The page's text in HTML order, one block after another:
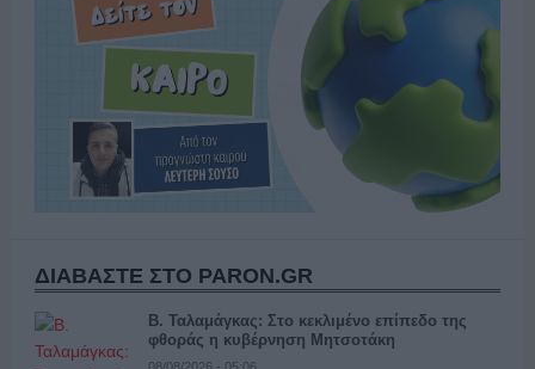
ΔΙΑΒΑΣΤΕ ΣΤΟ PARON.GR
Β. Ταλαμάγκας: Στο κεκλιμένο επίπεδο της
φθοράς η κυβέρνηση Μητσοτάκη